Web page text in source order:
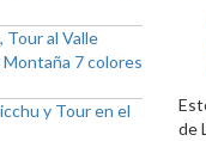
de
Tour al Valle
7 colores
y Tour en el